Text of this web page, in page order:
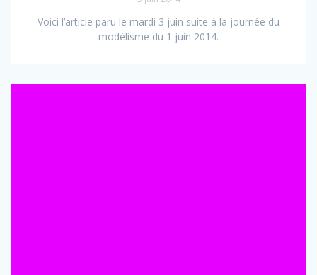
Voici l’article paru le mardi 3 juin suite à la journée du
modélisme du 1 juin 2014.